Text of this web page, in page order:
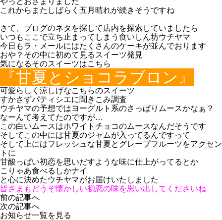
これからまたしばらく五月晴れが続きそうですね
さて、ブログのネタを探して店内を探索していましたら
いつもここで立ち止まってしまう食いしん坊ウチヤマ
今日もラ・メールにはたくさんのケーキが並んでおります
おや？その中に初めて見るスイーツ発見
気になるそのスイーツはこちら
『甘夏とショコラブロン』
可愛らしく涼しげなこちらのスイーツ
すかさずパティシエに聞きこみ調査
ウチヤマの予想ではヨーグルト系のさっぱりムースかなぁ？
なーんて考えてたのですが…
この白いムースはホワイトチョコのムースなんだそうです
そしてこの中には甘夏のジャムが入ってるんですって
そして上にはフレッシュな甘夏とグレープフルーツをアクセン
トに
甘酸っぱい初恋を思いだすような味に仕上がってるとか
こりゃあ食べるしかナイ
と心に決めたウチヤマがお届けいたしました
皆さまもどうぞ懐かしい初恋の味を思い出してくださいね
前の記事へ
次の記事へ
お知らせ一覧を見る